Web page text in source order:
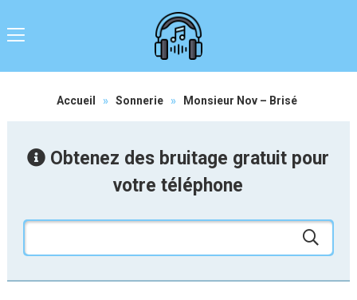
Accueil » Sonnerie » Monsieur Nov – Brisé
Obtenez des bruitage gratuit pour
votre téléphone